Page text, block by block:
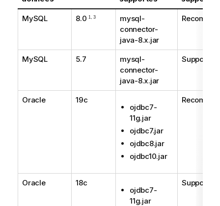
MySQL 8.0 1, 3
mysql-
connector-
java-8.x.jar
MySQL 5.7
mysql-
connector-
java-8.x.jar
Supporté
Oracle 19c
ojdbc7-
11g.jar
ojdbc7.jar
ojdbc8.jar
ojdbc10.jar
Oracle 18c
ojdbc7-
11g.jar
Supporté